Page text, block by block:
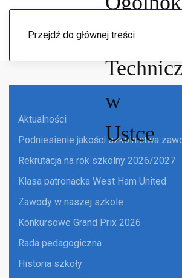
Przejdź do głównej treści
Menu
Aktualności
Podniesienie jakości szkolnictwa
Rekrutacja na rok szkolny 2026/2027
Klasa patronacka West Ham United
Zawody w naszej szkole
Konkursowe Grand Prix 2026
Rada pedagogiczna
Historia szkoły